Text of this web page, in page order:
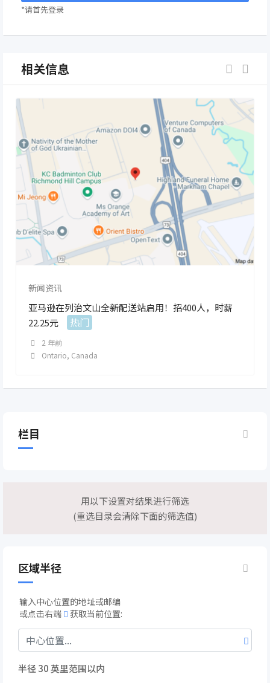
*请首先登录
相关信息
新闻资讯
亚马逊在列治文山全新配送站启用！招400人，时薪
22.25元
热门
2 年前
Ontario, Canada
栏目
用以下设置对结果进行筛选
(重选目录会清除下面的筛选值)
区域半径
输入中心位置的地址或邮编
或点击右端
获取当前位置:
半径30英里范围以内